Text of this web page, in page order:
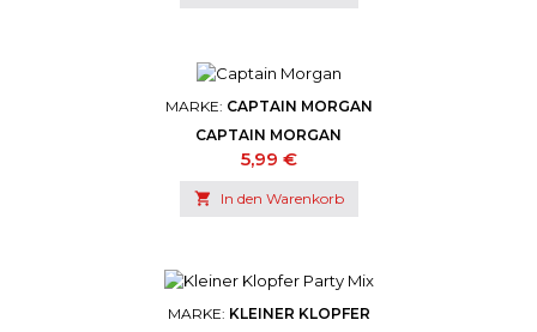
MARKE: CAPTAIN MORGAN
CAPTAIN MORGAN
Preis
5,99 €
 In den Warenkorb
MARKE: KLEINER KLOPFER